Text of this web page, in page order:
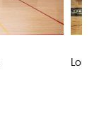
Long